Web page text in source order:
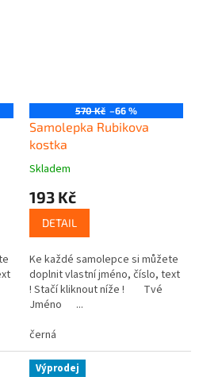
570 Kč –66 %
Samolepka Rubikova
kostka
Skladem
193 Kč
DETAIL
Ke každé samolepce si můžete
doplnit vlastní jméno, číslo, text
! Stačí kliknout níže ! Tvé
Jméno ...
černá
Výprodej